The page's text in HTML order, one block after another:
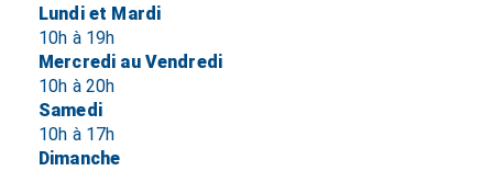
Lundi et Mardi
10h à 19h
Mercredi au Vendredi
10h à 20h
Samedi
10h à 17h
Dimanche